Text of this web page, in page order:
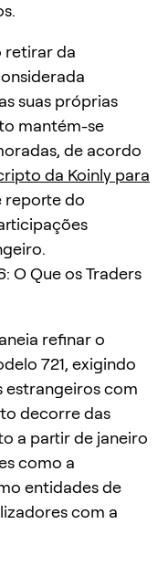
retirar da
suas próprias
mantém-se
de acordo
da Koinly para
reporte do
O Que os Traders
refinar o
721, exigindo
estrangeiros com
decorre das
a partir de janeiro
como a
entidades de
com a